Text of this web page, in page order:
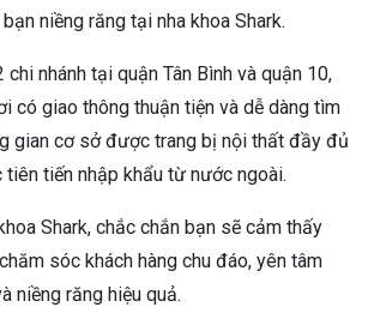
niềng răng tại nha khoa Shark.
chi nhánh tại quận Tân Bình và quận 10,
có giao thông thuận tiện và dễ dàng tìm
gian cơ sở được trang bị nội thất đầy đủ
tiên tiến nhập khẩu từ nước ngoài.
Shark, chắc chắn bạn sẽ cảm thấy
sóc khách hàng chu đáo, yên tâm
niềng răng hiệu quả.